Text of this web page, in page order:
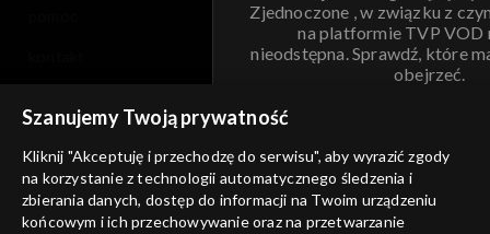
Zjednoczone , w związku z
na platformie TVP VOD
nieodstępna. Sprawdź, które
obejrzeć.
ANULUJ
informacje o dostawcy usług
Szanujemy Twoją prywatność
Kliknij "Akceptuję i przechodzę do serwisu", aby wyrazić zgody
na korzystanie z technologii automatycznego śledzenia i
zbierania danych, dostęp do informacji na Twoim urządzeniu
końcowym i ich przechowywanie oraz na przetwarzanie